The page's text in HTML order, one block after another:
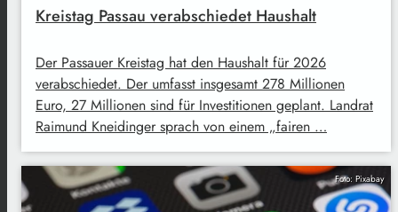
Kreistag Passau verabschiedet Haushalt
Der Passauer Kreistag hat den Haushalt für 2026
verabschiedet. Der umfasst insgesamt 278 Millionen
Euro, 27 Millionen sind für Investitionen geplant. Landrat
Raimund Kneidinger sprach von einem „fairen …
Foto: Pixabay